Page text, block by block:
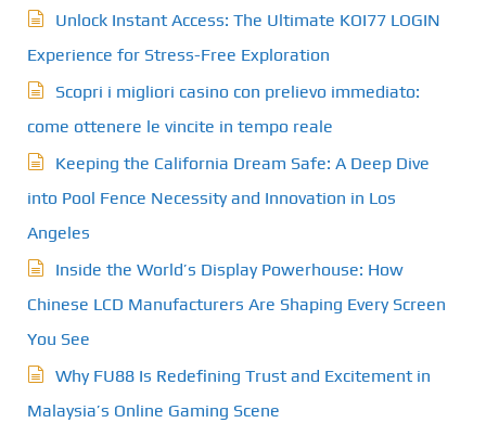
Unlock Instant Access: The Ultimate KOI77 LOGIN
Experience for Stress-Free Exploration
Scopri i migliori casino con prelievo immediato:
come ottenere le vincite in tempo reale
Keeping the California Dream Safe: A Deep Dive
into Pool Fence Necessity and Innovation in Los
Angeles
Inside the World’s Display Powerhouse: How
Chinese LCD Manufacturers Are Shaping Every Screen
You See
Why FU88 Is Redefining Trust and Excitement in
Malaysia’s Online Gaming Scene